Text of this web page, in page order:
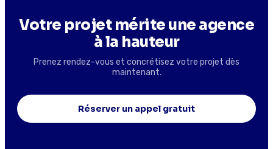
Votre projet mérite une agence
à la hauteur
Prenez rendez-vous et concrétisez votre projet dès
maintenant.
Réserver un appel gratuit